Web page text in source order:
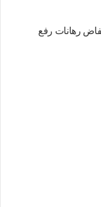
رهانات رفع